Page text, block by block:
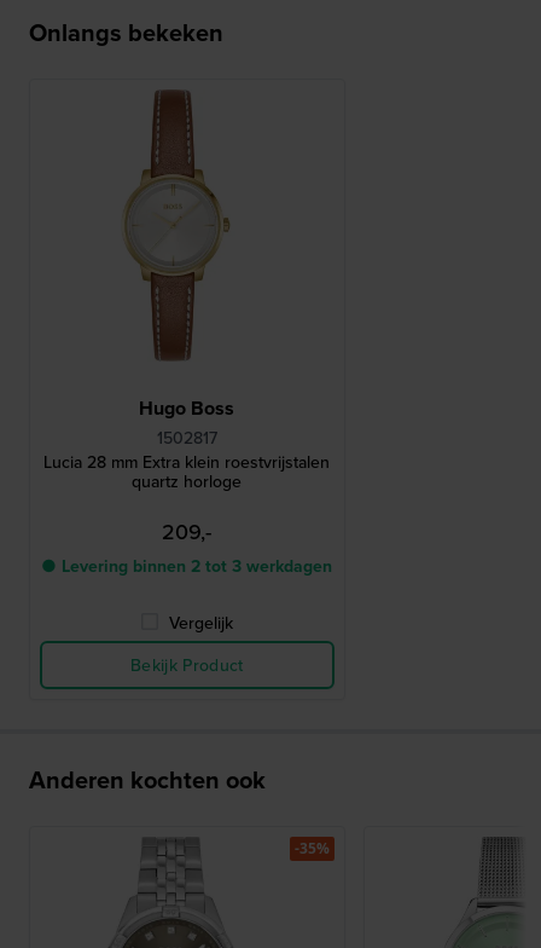
Onlangs bekeken
Hugo Boss
1502817
Lucia 28 mm Extra klein roestvrijstalen
quartz horloge
209,-
● Levering binnen 2 tot 3 werkdagen
Vergelijk
Bekijk Product
Anderen kochten ook
-35%